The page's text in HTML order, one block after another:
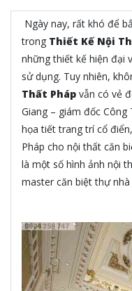
Ngày nay, rất khó để
trong Thiết Kế Nội
những thiết kế hiện đại
sử dụng. Tuy nhiên,
Thất Pháp vẫn có vẻ
Giang – giám đốc Công
họa tiết trang trí cổ
Pháp cho nội thất căn
là một số hình ảnh nội
master căn biệt thự nhà